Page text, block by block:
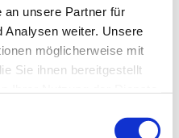
an unsere Partner für
Analysen weiter. Unsere
möglicherweise mit
Sie ihnen bereitgestellt